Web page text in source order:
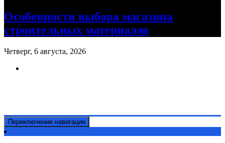
Особенности выбора магазина
строительных материалов
Четверг, 6 августа, 2026
Переключение навигации